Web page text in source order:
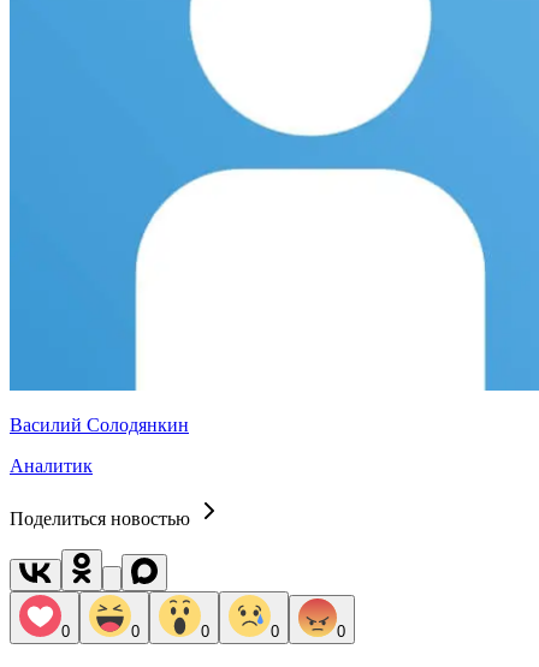
Василий Солодянкин
Аналитик
Поделиться новостью
0 0 0 0 0